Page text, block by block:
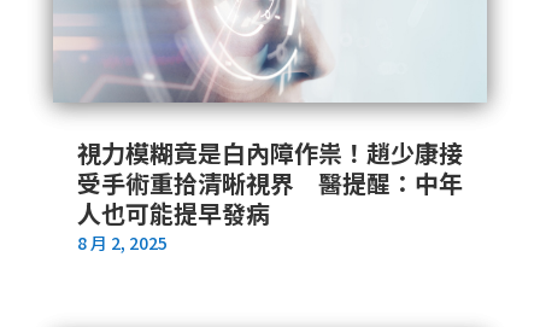
視力模糊竟是白內障作祟！趙少康接
受手術重拾清晰視界 醫提醒：中年
人也可能提早發病
8 月 2, 2025